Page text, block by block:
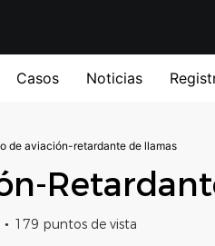
Casos Noticias
de aviación-retardante de llamas
179 puntos de vista